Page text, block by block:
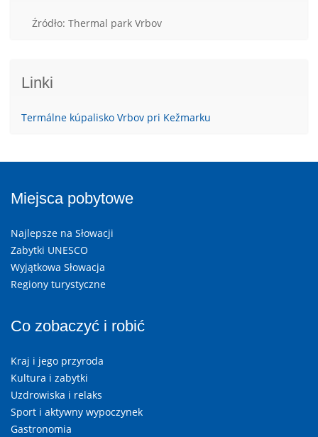
Źródło: Thermal park Vrbov
Linki
Termálne kúpalisko Vrbov pri Kežmarku
Miejsca pobytowe
Najlepsze na Słowacji
Zabytki UNESCO
Wyjątkowa Słowacja
Regiony turystyczne
Co zobaczyć i robić
Kraj i jego przyroda
Kultura i zabytki
Uzdrowiska i relaks
Sport i aktywny wypoczynek
Gastronomia